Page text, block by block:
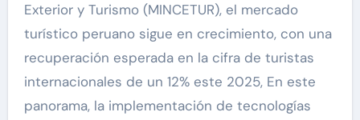
Exterior y Turismo (MINCETUR), el mercado
turístico peruano sigue en crecimiento, con una
recuperación esperada en la cifra de turistas
internacionales de un 12% este 2025, En este
panorama, la implementación de tecnologías